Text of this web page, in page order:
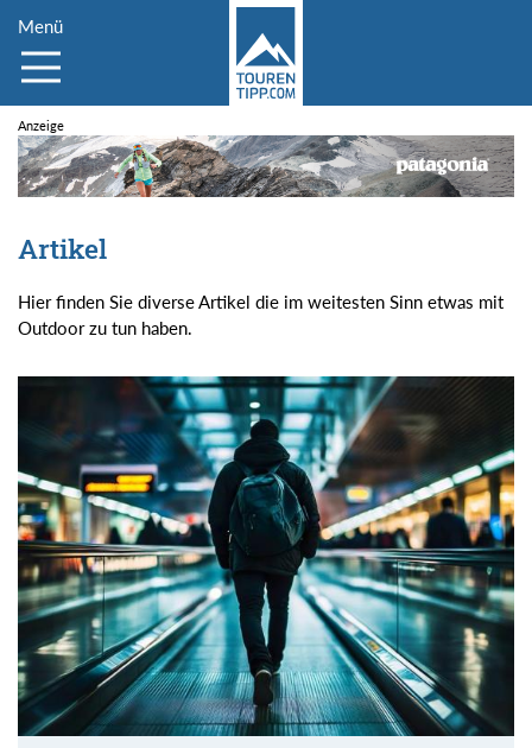
Menü
Artikel
Hier finden Sie diverse Artikel die im weitesten Sinn etwas mit
Outdoor zu tun haben.